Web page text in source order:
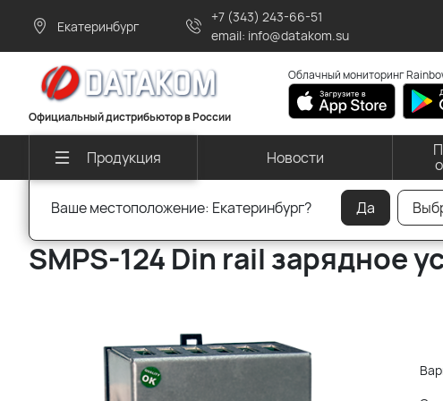
Екатеринбург
+7 (343) 243-66-51
email: info@datakom.su
Официальный дистрибьютор в России
Облачный мониторинг
Продукция Новости
Главная Продукция для генераторов Старая продукция
SMPS-124 Din rail зарядное
Ваше местоположение: Екатеринбург? Да